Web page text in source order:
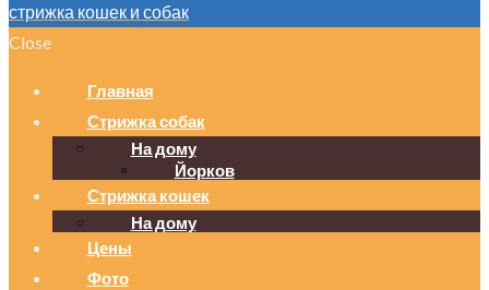
стрижка кошек и собак
Close
Главная
Стрижка собак
На дому
Йорков
Стрижка кошек
На дому
Цены
Фото